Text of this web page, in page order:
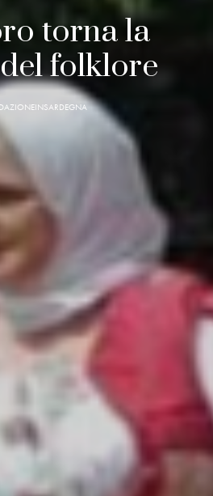
torna la
folklore